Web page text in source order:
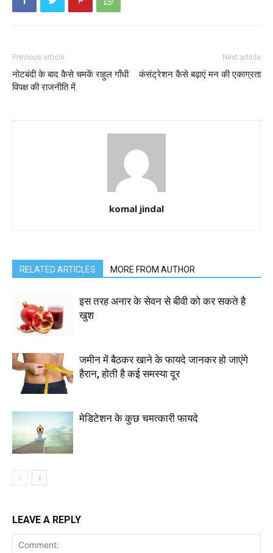
Previous article
नोटबंदी के बाद कैसे चमकें राहुल गाँधी
विपक्ष की राजनीति में.
Next article
कंसंट्रेशन कैसे बढ़ाएं मन की एकाग्रता
komal jindal
RELATED ARTICLES MORE FROM AUTHOR
इस तरह अनार के सेवन से बीवी को कर सकते है
खुश
जमीन में बैठकर खाने के फायदे जानकर हो जाएंगे
हैरान, होती है कई समस्या दूर
मेडिटेशन के कुछ चमत्कारी फायदे
LEAVE A REPLY